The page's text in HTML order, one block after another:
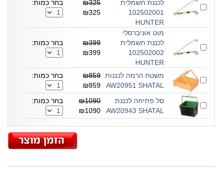
לכננת חשמלית
102502001
HUNTER
₪325
בחר כמות:
מוט אוניברסלי
לכננת חשמלית
102502002
HUNTER
₪399
בחר כמות:
משטח הרמה לכננות
AW20951 SHATAL
₪859
בחר כמות:
סל פתיחה לכננת
AW20943 SHATAL
₪1090
בחר כמות: